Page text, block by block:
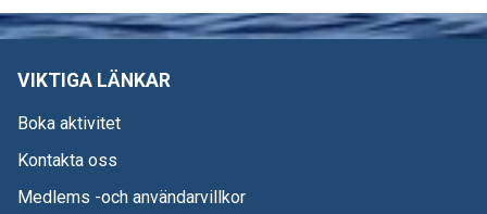
VIKTIGA LÄNKAR
Boka aktivitet
Kontakta oss
Medlems -och användarvillkor